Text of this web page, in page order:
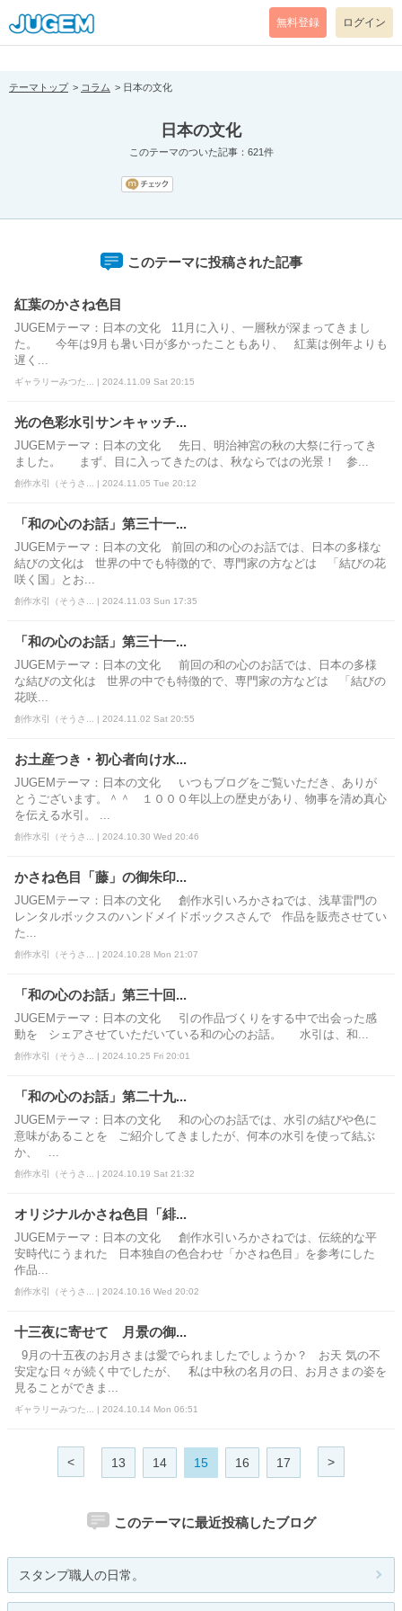
[pear_error: message="Success" code=0 mode=return level=notice
prefix="" info=""]
無料登録 ログイン
テーマトップ コラム 日本の文化
日本の文化
このテーマのついた記事：621件
このテーマに投稿された記事
紅葉のかさね色目
JUGEMテーマ：日本の文化 11月に入り、一層秋が深まってきまし
た。 今年は9月も暑い日が多かったこともあり、 紅葉は例年よりも
遅く...
ギャラリーみつた... | 2024.11.09 Sat 20:15
光の色彩水引サンキャッチ...
JUGEMテーマ：日本の文化 先日、明治神宮の秋の大祭に行ってき
ました。 まず、目に入ってきたのは、秋ならではの光景！ 参...
創作水引（そうさ... | 2024.11.05 Tue 20:12
「和の心のお話」第三十一...
JUGEMテーマ：日本の文化 前回の和の心のお話では、日本の多様な
結びの文化は 世界の中でも特徴的で、専門家の方などは 「結びの花
咲く国」とお...
創作水引（そうさ... | 2024.11.03 Sun 17:35
「和の心のお話」第三十一...
JUGEMテーマ：日本の文化 前回の和の心のお話では、日本の多様
な結びの文化は 世界の中でも特徴的で、専門家の方などは 「結びの
花咲...
創作水引（そうさ... | 2024.11.02 Sat 20:55
お土産つき・初心者向け水...
JUGEMテーマ：日本の文化 いつもブログをご覧いただき、ありが
とうございます。＾＾ １０００年以上の歴史があり、物事を清め真心
を伝える水引。 ...
創作水引（そうさ... | 2024.10.30 Wed 20:46
かさね色目「藤」の御朱印...
JUGEMテーマ：日本の文化 創作水引いろかさねでは、浅草雷門の
レンタルボックスのハンドメイドボックスさんで 作品を販売させてい
た...
創作水引（そうさ... | 2024.10.28 Mon 21:07
「和の心のお話」第三十回...
JUGEMテーマ：日本の文化 引の作品づくりをする中で出会った感
動を シェアさせていただいている和の心のお話。 水引は、和...
創作水引（そうさ... | 2024.10.25 Fri 20:01
「和の心のお話」第二十九...
JUGEMテーマ：日本の文化 和の心のお話では、水引の結びや色に
意味があることを ご紹介してきましたが、何本の水引を使って結ぶ
か、 ...
創作水引（そうさ... | 2024.10.19 Sat 21:32
オリジナルかさね色目「緋...
JUGEMテーマ：日本の文化 創作水引いろかさねでは、伝統的な平
安時代にうまれた 日本独自の色合わせ「かさね色目」を参考にした
作品...
創作水引（そうさ... | 2024.10.16 Wed 20:02
十三夜に寄せて 月景の御...
9月の十五夜のお月さまは愛でられましたでしょうか？ お天 気の不
安定な日々が続く中でしたが、 私は中秋の名月の日、お月さまの姿を
見ることができま...
ギャラリーみつた... | 2024.10.14 Mon 06:51
< 13 14 15 16 17 >
このテーマに最近投稿したブログ
スタンプ職人の日常。